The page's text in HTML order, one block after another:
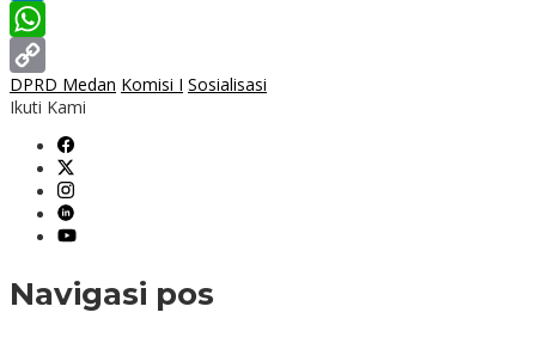
LinkedIn
WhatsApp
Copy
DPRD Medan Komisi I Sosialisasi
Ikuti Kami
Navigasi pos